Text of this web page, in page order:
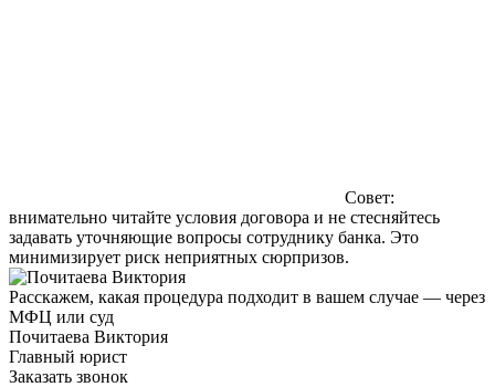
Совет:
внимательно читайте условия договора и не стесняйтесь
задавать уточняющие вопросы сотруднику банка. Это
минимизирует риск неприятных сюрпризов.
Расскажем, какая процедура подходит в вашем случае — через
МФЦ или суд
Почитаева Виктория
Главный юрист
Заказать звонок